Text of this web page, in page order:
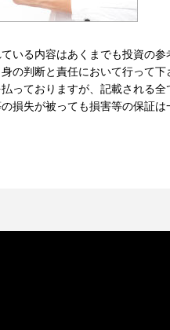
いる内容はあくまでも投資の
の判断と責任において行って
っておりますが、記載される
損失が被っても損害等の保証